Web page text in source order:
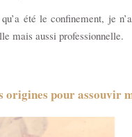
été le confinement, je
mais aussi professionnelle.
origines pour assouvir